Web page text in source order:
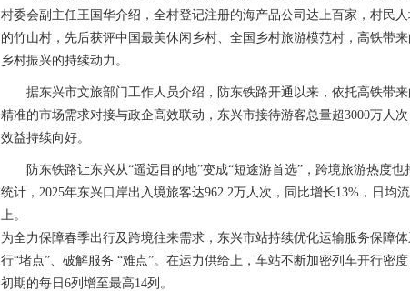
村委会副主任王国华介绍，全村登记注册的海产品公司达上百家，村民
的竹山村，先后获评中国最美休闲乡村、全国乡村旅游模范村，高铁带
乡村振兴的持续动力。
据东兴市文旅部门工作人员介绍，防东铁路开通以来，依托高铁带
精准的市场需求对接与政企高效联动，东兴市接待游客总量超3000万人
效益持续向好。
防东铁路让东兴从“遥远目的地”变成“短途游首选”，跨境旅游热度
统计，2025年东兴口岸出入境旅客达962.2万人次，同比增长13%，日均
上。
为全力保障春季出行及跨境往来需求，东兴市站持续优化运输服务保障
行“堵点”、破解服务 “难点”。在运力供给上，车站不断加密列车开行密
初期的每日6列增至最高14列。